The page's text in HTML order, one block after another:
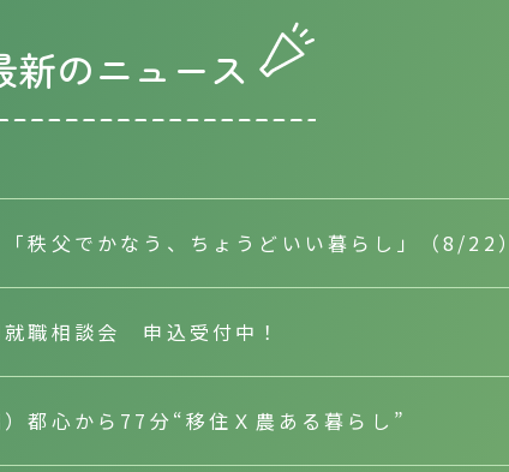
新のニュース
秩父でかなう、ちょうどいい暮らし」（8/22）
職相談会 申込受付中！
都心から77分“移住Ｘ農ある暮らし”